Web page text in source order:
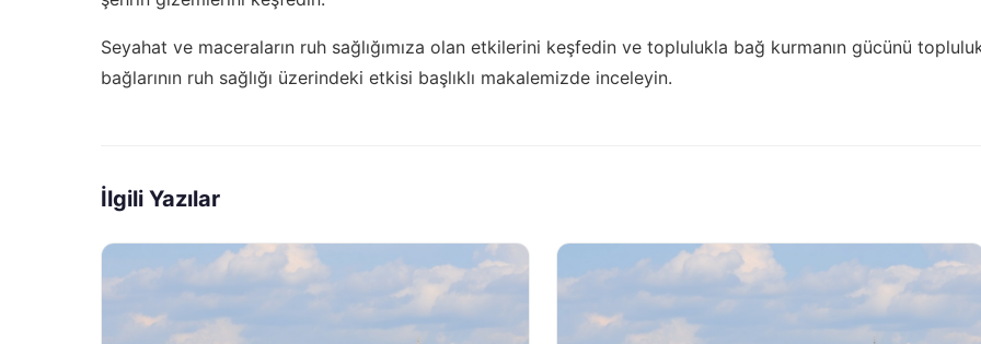
Seyahat ve maceraların ruh sağlığımıza olan etkilerini keşfedin ve toplulukla bağ kurmanın gücünü
bağlarının ruh sağlığı üzerindeki etkisi başlıklı makalemizde inceleyin.
İlgili Yazılar